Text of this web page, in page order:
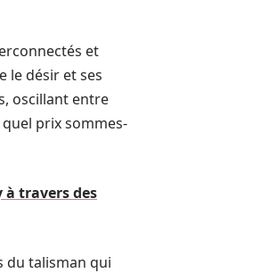
et
le désir et ses
oscillant entre
prix sommes-
travers des
du talisman qui